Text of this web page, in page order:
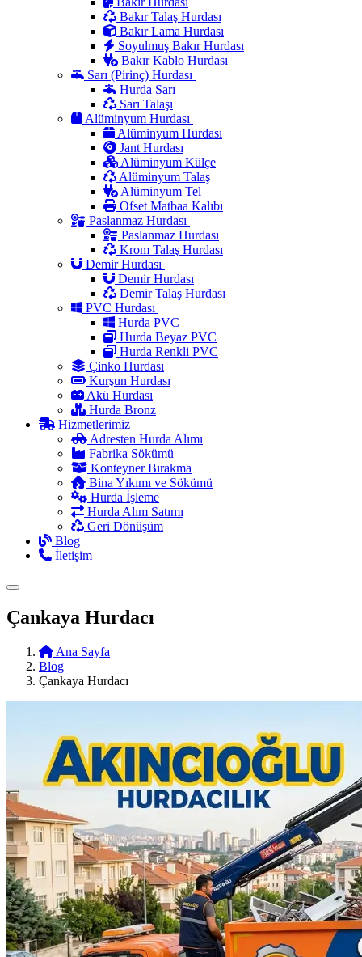
Bakır Talaş Hurdası
Bakır Lama Hurdası
Soyulmuş Bakır Hurdası
Bakır Kablo Hurdası
Sarı (Pirinç) Hurdası
Hurda Sarı
Sarı Talaşı
Alüminyum Hurdası
Alüminyum Hurdası
Jant Hurdası
Alüminyum Külçe
Alüminyum Talaş
Alüminyum Tel
Ofset Matbaa Kalıbı
Paslanmaz Hurdası
Paslanmaz Hurdası
Krom Talaş Hurdası
Demir Hurdası
Demir Hurdası
Demir Talaş Hurdası
PVC Hurdası
Hurda PVC
Hurda Beyaz PVC
Hurda Renkli PVC
Çinko Hurdası
Kurşun Hurdası
Akü Hurdası
Hurda Bronz
Hizmetlerimiz
Adresten Hurda Alımı
Fabrika Sökümü
Konteyner Bırakma
Bina Yıkımı ve Sökümü
Hurda İşleme
Hurda Alım Satımı
Geri Dönüşüm
Blog
İletişim
Çankaya Hurdacı
Ana Sayfa
Blog
Çankaya Hurdacı